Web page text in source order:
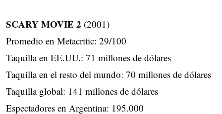
SCARY MOVIE 2 (2001)
Promedio en Metacritic: 29/100
Taquilla en EE.UU.: 71 millones de dólares
Taquilla en el resto del mundo: 70 millones de dólares
Taquilla global: 141 millones de dólares
Espectadores en Argentina: 195.000